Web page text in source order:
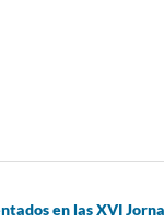
en las XVI